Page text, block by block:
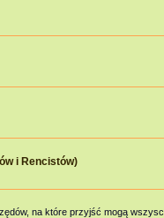
i Rencistów)
na które przyjść mogą